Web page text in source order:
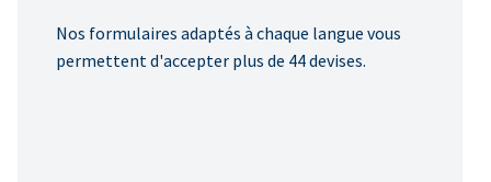
Nos formulaires adaptés à chaque langue vous
permettent d'accepter plus de 44 devises.